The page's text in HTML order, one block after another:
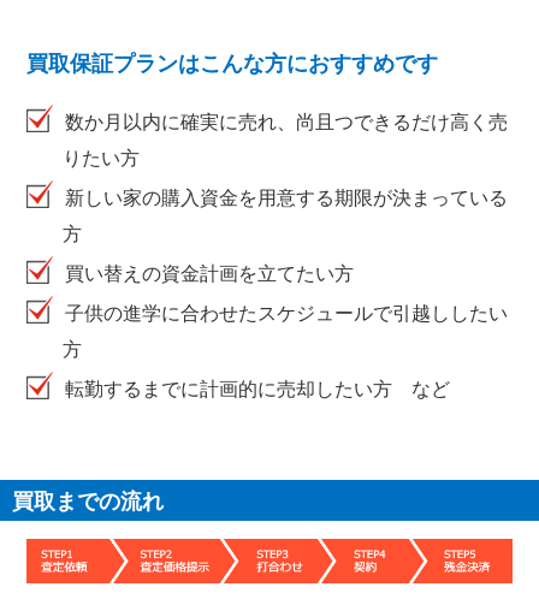
買取保証プランはこんな方におすすめです
数か月以内に確実に売れ、尚且つできるだけ高く売
りたい方
新しい家の購入資金を用意する期限が決まっている
方
買い替えの資金計画を立てたい方
子供の進学に合わせたスケジュールで引越ししたい
方
転勤するまでに計画的に売却したい方 など
買取までの流れ